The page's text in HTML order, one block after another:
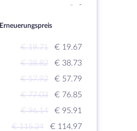
- -
Erneuerungspreis
€ 19.71
€ 19.67
€ 38.82
€ 38.73
€ 57.92
€ 57.79
€ 77.03
€ 76.85
€ 96.14
€ 95.91
€ 115.24
€ 114.97